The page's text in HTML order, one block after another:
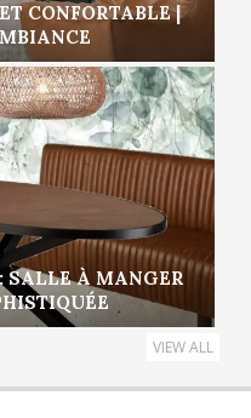
CONFORTABLE |
SALLE À MANGER
VIEW ALL